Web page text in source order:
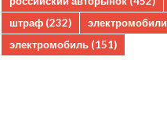
штраф (232) электромобили
электромобиль (151)